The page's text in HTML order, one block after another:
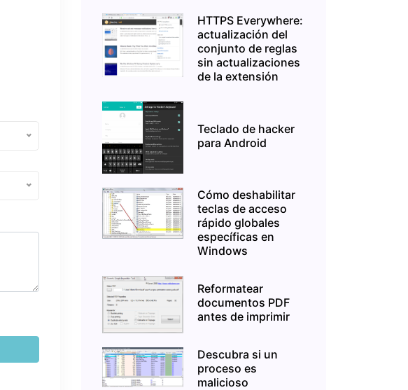
HTTPS Everywhere:
actualización del
conjunto de reglas
sin actualizaciones
de la extensión
Teclado de hacker
para Android
Cómo deshabilitar
teclas de acceso
rápido globales
específicas en
Windows
Reformatear
documentos PDF
antes de imprimir
Descubra si un
proceso es
malicioso